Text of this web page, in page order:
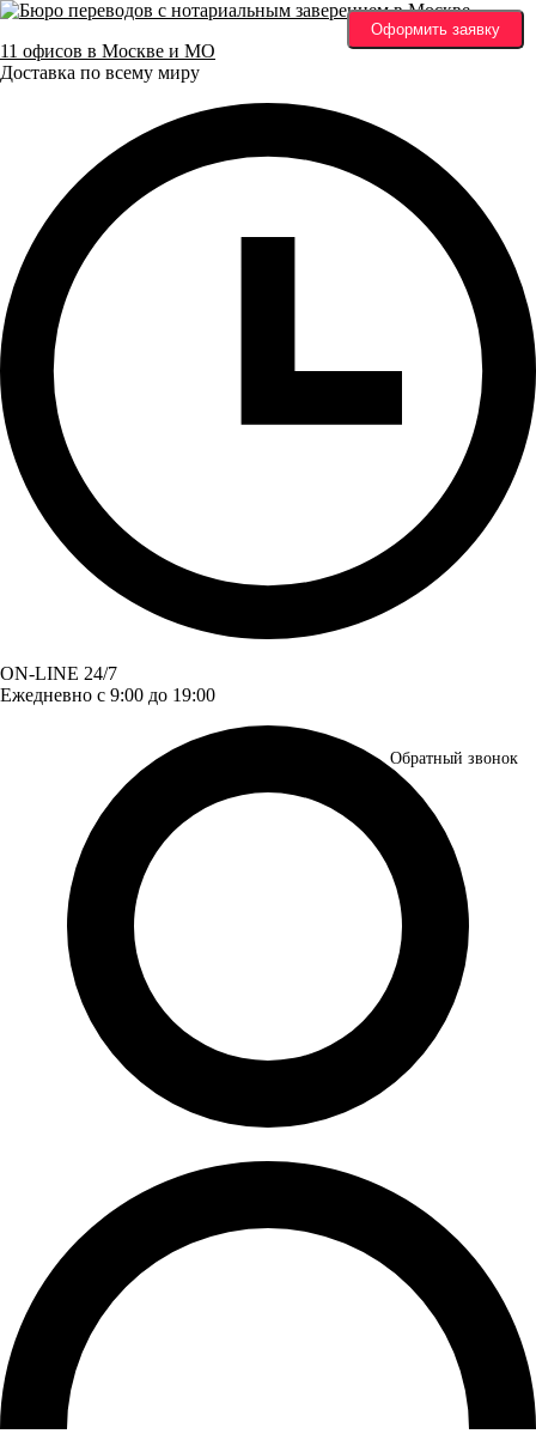
11 офисов в Москве и МО
Доставка по всему миру
ON-LINE 24/7
Ежедневно с 9:00 до 19:00
Оформить заявку
Обратный звонок